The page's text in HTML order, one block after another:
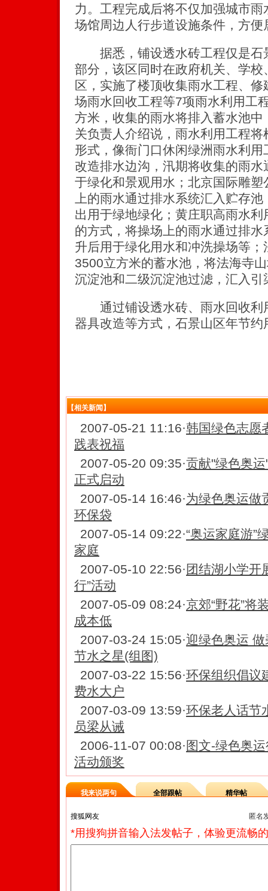
力。工程完成后将不仅加强城市
场馆周边人行步道设施条件，方便
据悉，铺设透水砖工程仅是石
部分，该区同时在政府机关、学
区，实施了楼顶收集雨水工程、
场雨水回收工程等7项雨水利用工
方米，收集的雨水将排入蓄水池
关负责人介绍说，雨水利用工程
形式，像衙门口休闲绿洲雨水利
改造排水边沟，汛期将收集的雨
于绿化和景观用水；北京国际雕
上的雨水通过排水系统汇入贮存
出用于绿地绿化；黄庄职高雨水
的方式，将操场上的雨水通过排
升后用于绿化用水和冲洗操场等
3500立方米的蓄水池，将法海寺
沉淀池和二级沉淀池过滤，汇入引
通过铺设透水砖、雨水回收利
器具改造等方式，石景山区年节
【相关新闻】
2007-05-21 11:16·韩国绿色志愿
践表祝福
2007-05-20 09:35·贡献"绿色奥
正式启动
2007-05-14 16:46·为绿色奥运做
环保袋
2007-05-14 09:22·“奥运家庭游”
家庭
2007-05-10 22:56· 团结湖小学开
行”活动
2007-05-09 08:24·京郊“野花”将
成本低
2007-03-24 15:05·迎绿色奥运
节水之星(组图)
2007-03-22 15:56·环保组织倡议
费水大户
2007-03-09 13:59·环保老人话节
员梁从诫
2006-11-07 00:08· 图文-绿色奥
活动颁奖
我来说两句 全部跟帖 精华帖
匿名
*用搜狗拼音输入法发帖子，体验更流畅